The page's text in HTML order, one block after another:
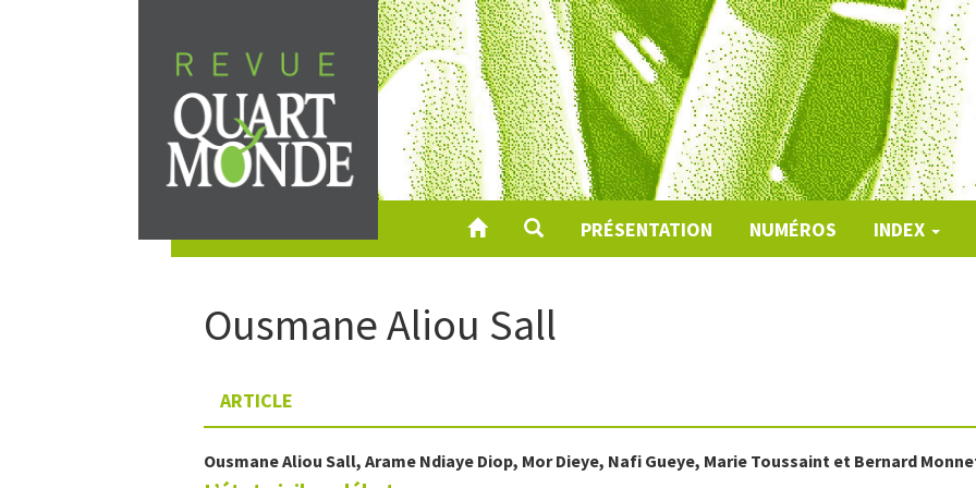
au
contenu
PRÉSENTATION NUMÉROS INDEX
OusmaneAliou Sall
ARTICLE
OusmaneAliou Sall, Arame Ndiaye Diop, MorDieye, Nafi Gueye, Marie Toussaint et Bernard